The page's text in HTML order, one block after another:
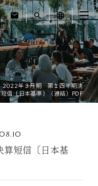
mail search language
2022年３月期 第１四半期決
信〔日本基準〕（連結）PDF
短信〔日本基